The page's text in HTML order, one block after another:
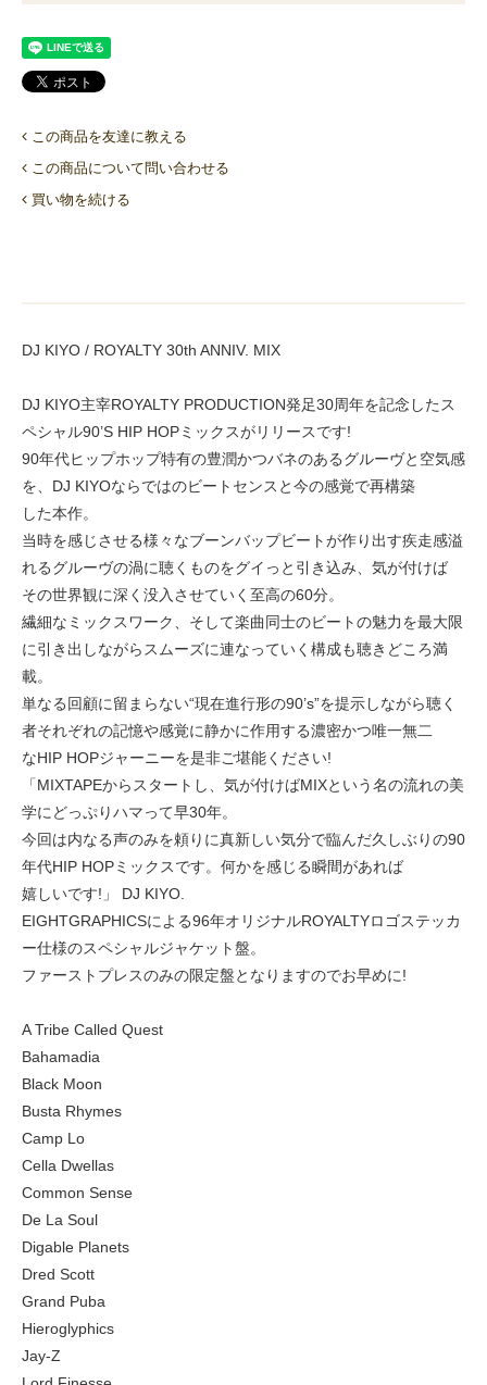
この商品を友達に教える
この商品について問い合わせる
買い物を続ける
DJ KIYO / ROYALTY 30th ANNIV. MIX
DJ KIYO主宰ROYALTY PRODUCTION発足30周年を記念したス
ペシャル90’S HIP HOPミックスがリリースです!
90年代ヒップホップ特有の豊潤かつバネのあるグルーヴと空気感
を、DJ KIYOならではのビートセンスと今の感覚で再構築
した本作。
当時を感じさせる様々なブーンバップビートが作り出す疾走感溢
れるグルーヴの渦に聴くものをグイっと引き込み、気が付けば
その世界観に深く没入させていく至高の60分。
繊細なミックスワーク、そして楽曲同士のビートの魅力を最大限
に引き出しながらスムーズに連なっていく構成も聴きどころ満
載。
単なる回顧に留まらない“現在進行形の90’s”を提示しながら聴く
者それぞれの記憶や感覚に静かに作用する濃密かつ唯一無二
なHIP HOPジャーニーを是非ご堪能ください!
「MIXTAPEからスタートし、気が付けばMIXという名の流れの美
学にどっぷりハマって早30年。
今回は内なる声のみを頼りに真新しい気分で臨んだ久しぶりの90
年代HIP HOPミックスです。何かを感じる瞬間があれば
嬉しいです!」 DJ KIYO.
EIGHTGRAPHICSによる96年オリジナルROYALTYロゴステッカ
ー仕様のスペシャルジャケット盤。
ファーストプレスのみの限定盤となりますのでお早めに!
A Tribe Called Quest
Bahamadia
Black Moon
Busta Rhymes
Camp Lo
Cella Dwellas
Common Sense
De La Soul
Digable Planets
Dred Scott
Grand Puba
Hieroglyphics
Jay-Z